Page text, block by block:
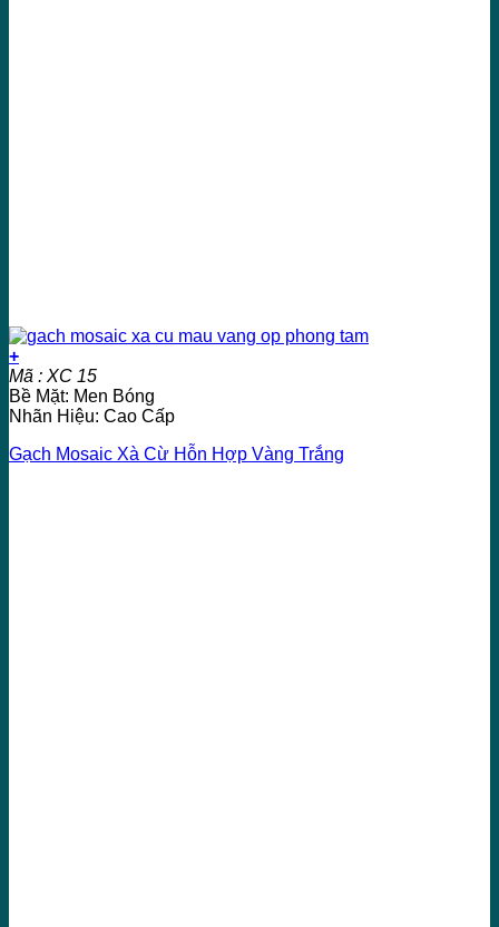
+
Mã : XC 15
Bề Mặt: Men Bóng
Nhãn Hiệu: Cao Cấp
Gạch Mosaic Xà Cừ Hỗn Hợp Vàng Trắng